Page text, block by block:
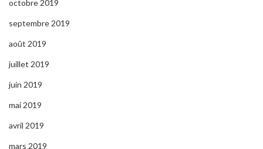
octobre 2019
septembre 2019
août 2019
juillet 2019
juin 2019
mai 2019
avril 2019
mars 2019